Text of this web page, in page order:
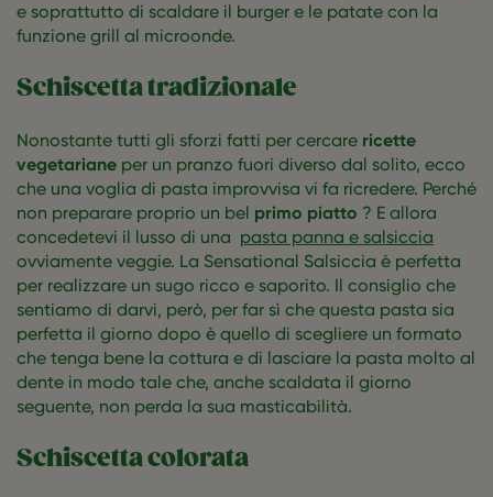
e soprattutto di scaldare il burger e le patate con la
funzione grill al microonde.
Schiscetta tradizionale
Nonostante tutti gli sforzi fatti per cercare ricette
vegetariane per un pranzo fuori diverso dal solito, ecco
che una voglia di pasta improvvisa vi fa ricredere. Perché
non preparare proprio un bel primo piatto ? E allora
concedetevi il lusso di una pasta panna e salsiccia
ovviamente veggie. La Sensational Salsiccia è perfetta
per realizzare un sugo ricco e saporito. Il consiglio che
sentiamo di darvi, però, per far sì che questa pasta sia
perfetta il giorno dopo è quello di scegliere un formato
che tenga bene la cottura e di lasciare la pasta molto al
dente in modo tale che, anche scaldata il giorno
seguente, non perda la sua masticabilità.
Schiscetta colorata